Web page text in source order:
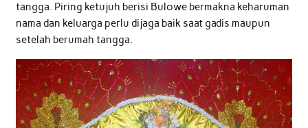
tangga. Piring ketujuh berisi Bulowe bermakna keharuman
nama dan keluarga perlu dijaga baik saat gadis maupun
setelah berumah tangga.